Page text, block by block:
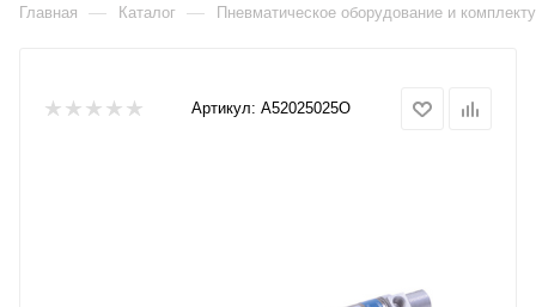
Главная — Каталог — Пневматическое оборудование и
Артикул: A52025025O